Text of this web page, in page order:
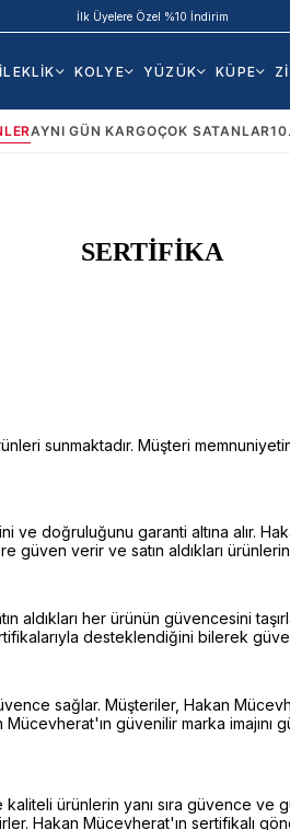
İlk Üyelere Özel %10 İndirim
KOLYE YÜZÜK KÜPE
AYNI GÜN KARGOÇOK SATANLAR
SERTİFİKA
sunmaktadır. Müşteri
ve doğruluğunu garanti altına alır.
güven verir ve satın aldıkları
aldıkları her ürünün güvencesini
desteklendiğini bilerek
sağlar. Müşteriler, Hakan
güvenilir marka imajını
ürünlerin yanı sıra güvence
Hakan Mücevherat'ın sertifikalı